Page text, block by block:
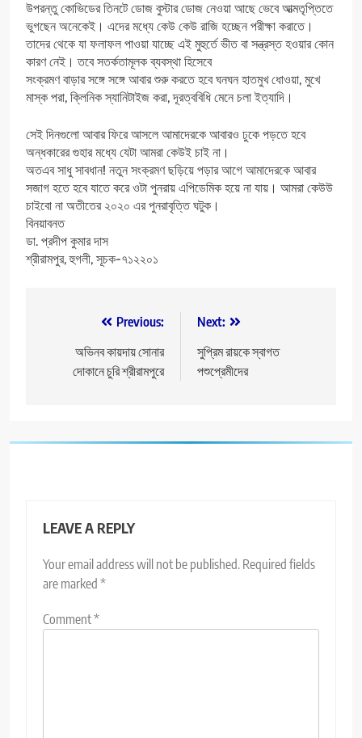
উপরন্তু কোভিডের তিনটে ডোজ বুস্টার ডোজ নেওয়া আছে ভেবে আত্মতৃপ্তিতে
ভুগছেন অনেকেই। এদের মধ্যে কেউ কেউ রাজি হচ্ছেন পরীক্ষা করাতে।
তাদের থেকে যা ফলাফল পাওয়া যাচ্ছে এই মুহুর্তে ভীত বা সন্ত্রস্ত হওয়ার কোন
কারণ নেই। তবে সতর্কতামূলক ব্যবস্থা হিসেবে
সংক্রমণ বাড়ার সঙ্গে সঙ্গে আবার শুরু করতে হবে ঘনঘন হাতমুখ ধোওয়া, মুখে
মাস্ক পরা, ক্লিনিক স্যানিটাইজ করা, দূরত্ববিধি মেনে চলা ইত্যাদি।
সেই দিনগুলো আবার ফিরে আসলে আমাদেরকে আবারও ঢুকে পড়তে হবে
অন্ধকারের গুহার মধ্যে যেটা আমরা কেউই চাই না।
অতএব সাধু সাবধান! নতুন সংক্রমণ ছড়িয়ে পড়ার আগে আমাদেরকে আবার
সজাগ হতে হবে যাতে করে ওটা পুনরায় এপিডেমিক হয়ে না যায়। আমরা কেউউ
চাইবো না অতীতের ২০২০ এর পুনরাবৃত্তি ঘটুক।
বিনয়াবনত
ডা. প্রদীপ কুমার দাস
শ্রীরামপুর, হুগলী, সূচক-৭১২২০১
navigation
Previous:
অভিনব কায়দায় সোনার
দোকানে চুরি শ্রীরামপুরে
Next:
সুপ্রিম রায়কে স্বাগত
পশুপ্রেমীদের
LEAVE A REPLY
Your email address will not be published. Required fields
are marked *
Comment*